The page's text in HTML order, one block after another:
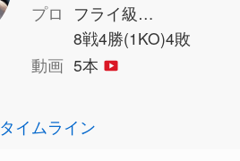
プロ
フライ級…
8戦4勝(1KO)4敗
動画 5本
タイムライン